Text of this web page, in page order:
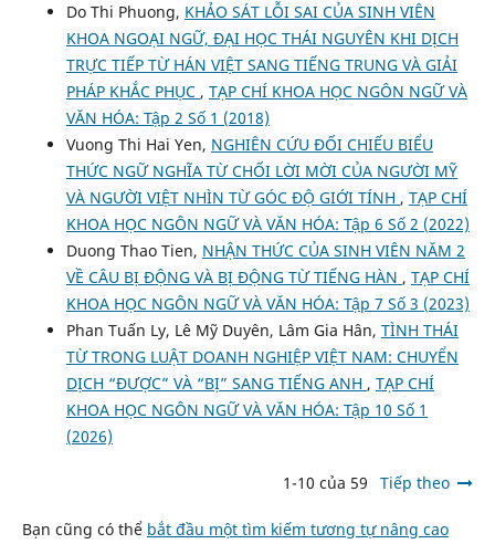
Do Thi Phuong, KHẢO SÁT LỖI SAI CỦA SINH VIÊN
KHOA NGOẠI NGỮ, ĐẠI HỌC THÁI NGUYÊN KHI DỊCH
TRỰC TIẾP TỪ HÁN VIỆT SANG TIẾNG TRUNG VÀ GIẢI
PHÁP KHẮC PHỤC , TẠP CHÍ KHOA HỌC NGÔN NGỮ VÀ
VĂN HÓA: Tập 2 Số 1 (2018)
Vuong Thi Hai Yen, NGHIÊN CỨU ĐỐI CHIẾU BIỂU
THỨC NGỮ NGHĨA TỪ CHỐI LỜI MỜI CỦA NGƯỜI MỸ
VÀ NGƯỜI VIỆT NHÌN TỪ GÓC ĐỘ GIỚI TÍNH , TẠP CHÍ
KHOA HỌC NGÔN NGỮ VÀ VĂN HÓA: Tập 6 Số 2 (2022)
Duong Thao Tien, NHẬN THỨC CỦA SINH VIÊN NĂM 2
VỀ CÂU BỊ ĐỘNG VÀ BỊ ĐỘNG TỪ TIẾNG HÀN , TẠP CHÍ
KHOA HỌC NGÔN NGỮ VÀ VĂN HÓA: Tập 7 Số 3 (2023)
Phan Tuấn Ly, Lê Mỹ Duyên, Lâm Gia Hân, TÌNH THÁI
TỪ TRONG LUẬT DOANH NGHIỆP VIỆT NAM: CHUYỂN
DỊCH “ĐƯỢC” VÀ “BỊ” SANG TIẾNG ANH , TẠP CHÍ
KHOA HỌC NGÔN NGỮ VÀ VĂN HÓA: Tập 10 Số 1
(2026)
1-10 của 59 Tiếp theo
Bạn cũng có thể bắt đầu một tìm kiếm tương tự nâng cao